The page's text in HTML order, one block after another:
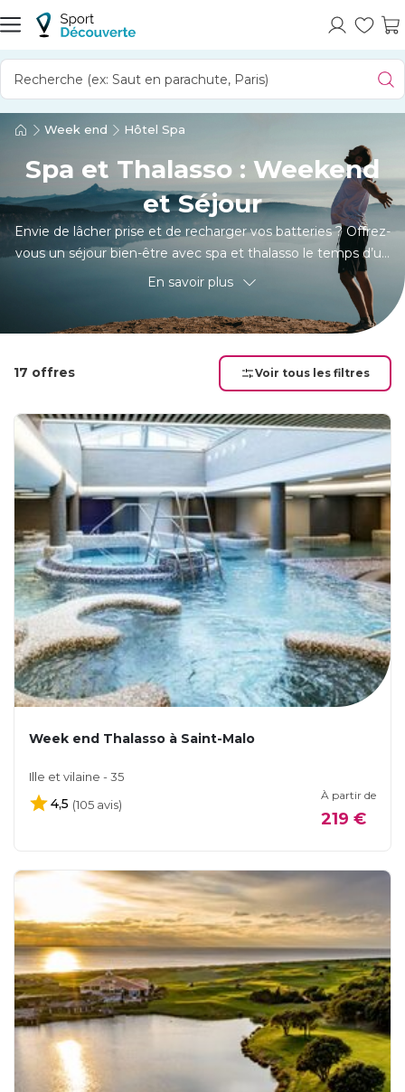
Week end Hôtel Spa
Spa et Thalasso : Weekend
et Séjour
Envie de lâcher prise et de recharger vos batteries ? Offrez-
vous un séjour bien-être avec spa et thalasso le temps d’un
weekend ou de quelques jours. Entre massages, bains
bouillonnants et cure revitalisante, chaque instant devient
une invitation à la détente. Que ce soit en bord de mer ou
expérience régénérante, idéale pour retrouver équilibre et
sérénité.
En savoir plus
17 offres Voir tous les filtres
Week end Thalasso à Saint-Malo
Ille et vilaine - 35
4,5 (105 avis)
À partir de
219 €